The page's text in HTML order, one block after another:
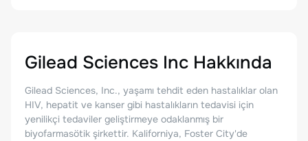
Gilead Sciences Inc Hakkında
Gilead Sciences, Inc., yaşamı tehdit eden hastalıklar olan
HIV, hepatit ve kanser gibi hastalıkların tedavisi için
yenilikçi tedaviler geliştirmeye odaklanmış bir
biyofarmasötik şirkettir. Kaliforniya, Foster City'de